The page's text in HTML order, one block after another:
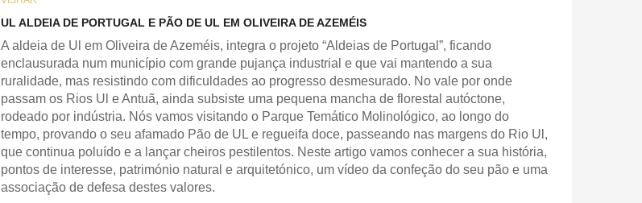
UL ALDEIA DE PORTUGAL E PÃO DE UL EM OLIVEIRA DE AZEMÉIS
A aldeia de Ul em Oliveira de Azeméis, integra o projeto “Aldeias de Portugal”, ficando
enclausurada num município com grande pujança industrial e que vai mantendo a sua
ruralidade, mas resistindo com dificuldades ao progresso desmesurado. No vale por onde
passam os Rios Ul e Antuã, ainda subsiste uma pequena mancha de florestal autóctone,
rodeado por indústria. Nós vamos visitando o Parque Temático Molinológico, ao longo do
tempo, provando o seu afamado Pão de UL e regueifa doce, passeando nas margens do Rio Ul,
que continua poluído e a lançar cheiros pestilentos. Neste artigo vamos conhecer a sua história,
pontos de interesse, património natural e arquitetónico, um vídeo da confeção do seu pão e uma
associação de defesa destes valores.